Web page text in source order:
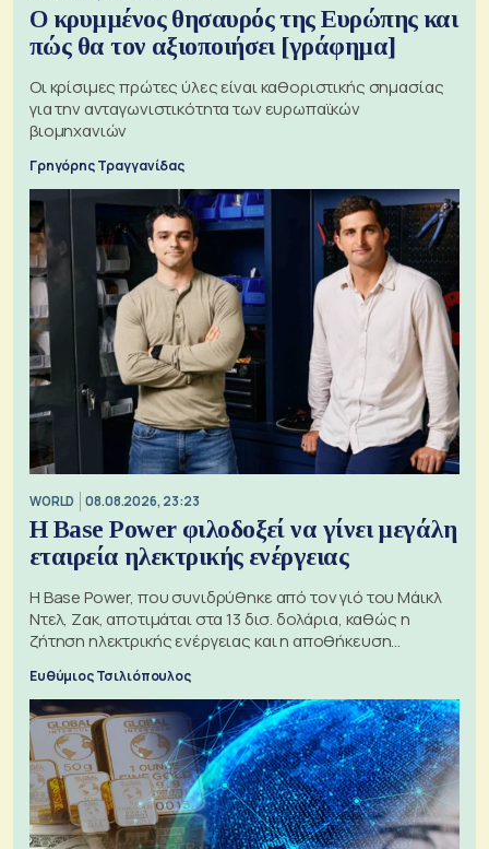
Ο κρυμμένος θησαυρός της Ευρώπης και
πώς θα τον αξιοποιήσει [γράφημα]
Οι κρίσιμες πρώτες ύλες είναι καθοριστικής σημασίας
για την ανταγωνιστικότητα των ευρωπαϊκών
βιομηχανιών
Γρηγόρης Τραγγανίδας
WORLD 08.08.2026, 23:23
Η Base Power φιλοδοξεί να γίνει μεγάλη
εταιρεία ηλεκτρικής ενέργειας
Η Base Power, που συνιδρύθηκε από τον γιό του Μάικλ
Ντελ, Ζακ, αποτιμάται στα 13 δισ. δολάρια, καθώς η
ζήτηση ηλεκτρικής ενέργειας και η αποθήκευση
Ευθύμιος Τσιλιόπουλος